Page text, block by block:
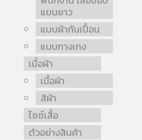
แขนยาว
แบบผ้ากันเปื้อน
แบบกางเกง
เนื้อผ้า
เนื้อผ้า
สีผ้า
ไซซ์เสื้อ
ตัวอย่างสินค้า